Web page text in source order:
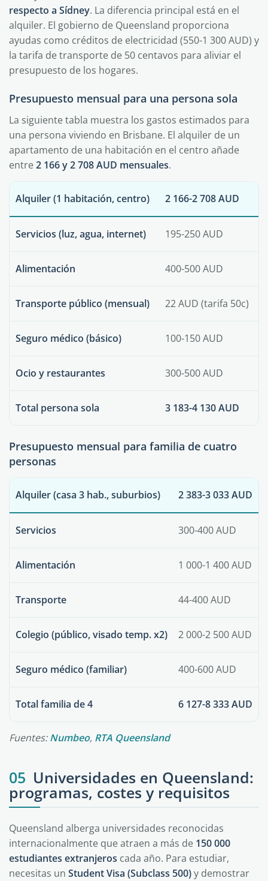
respecto a Sídney. La diferencia principal está en el
alquiler. El gobierno de Queensland proporciona
ayudas como créditos de electricidad (550-1 300 AUD) y
la tarifa de transporte de 50 centavos para aliviar el
presupuesto de los hogares.
Presupuesto mensual para una persona sola
La siguiente tabla muestra los gastos estimados para
una persona viviendo en Brisbane. El alquiler de un
apartamento de una habitación en el centro añade
entre2 166 y 2 708 AUD mensuales.
Alquiler (1 habitación, centro) 2 166-2 708 AUD
Servicios (luz, agua, internet) 195-250 AUD
Alimentación 400-500 AUD
Transporte público (mensual) 22 AUD (tarifa 50c)
Seguro médico (básico) 100-150 AUD
Ocio y restaurantes 300-500 AUD
Total persona sola 3 183-4 130 AUD
Presupuesto mensual para familia de cuatro
personas
Alquiler (casa 3 hab., suburbios) 2 383-3 033 AUD
Servicios 300-400 AUD
Alimentación 1 000-1 400 AUD
Transporte 44-400 AUD
Colegio (público, visado temp. x2) 2 000-2 500 AUD
Seguro médico (familiar) 400-600 AUD
Total familia de 4 6 127-8 333 AUD
Fuentes:Numbeo, RTA Queensland
05 Universidades en Queensland:
programas, costes y requisitos
Queensland alberga universidades reconocidas
internacionalmente que atraen a más de 150 000
estudiantes extranjeros cada año. Para estudiar,
necesitas un Student Visa (Subclass 500)y demostrar